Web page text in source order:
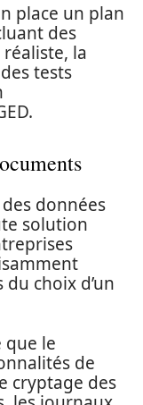
place un plan
des
la
tests
données
solution
choix d’un
que le
de
cryptage des